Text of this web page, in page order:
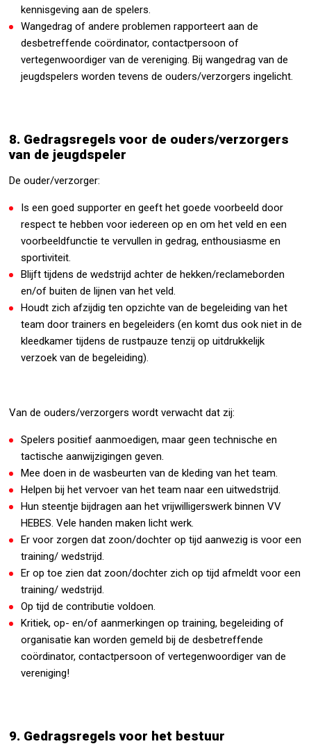
kennisgeving aan de spelers.
Wangedrag of andere problemen rapporteert aan de
desbetreffende coördinator, contactpersoon of
vertegenwoordiger van de vereniging. Bij wangedrag van de
jeugdspelers worden tevens de ouders/verzorgers ingelicht.
8. Gedragsregels voor de ouders/verzorgers
van de jeugdspeler
De ouder/verzorger:
Is een goed supporter en geeft het goede voorbeeld door
respect te hebben voor iedereen op en om het veld en een
voorbeeldfunctie te vervullen in gedrag, enthousiasme en
sportiviteit.
Blijft tijdens de wedstrijd achter de hekken/reclameborden
en/of buiten de lijnen van het veld.
Houdt zich afzijdig ten opzichte van de begeleiding van het
team door trainers en begeleiders (en komt dus ook niet in de
kleedkamer tijdens de rustpauze tenzij op uitdrukkelijk
verzoek van de begeleiding).
Van de ouders/verzorgers wordt verwacht dat zij:
Spelers positief aanmoedigen, maar geen technische en
tactische aanwijzigingen geven.
Mee doen in de wasbeurten van de kleding van het team.
Helpen bij het vervoer van het team naar een uitwedstrijd.
Hun steentje bijdragen aan het vrijwilligerswerk binnen VV
HEBES. Vele handen maken licht werk.
Er voor zorgen dat zoon/dochter op tijd aanwezig is voor een
training/ wedstrijd.
Er op toe zien dat zoon/dochter zich op tijd afmeldt voor een
training/ wedstrijd.
Op tijd de contributie voldoen.
Kritiek, op- en/of aanmerkingen op training, begeleiding of
organisatie kan worden gemeld bij de desbetreffende
coördinator, contactpersoon of vertegenwoordiger van de
vereniging!
9. Gedragsregels voor het bestuur